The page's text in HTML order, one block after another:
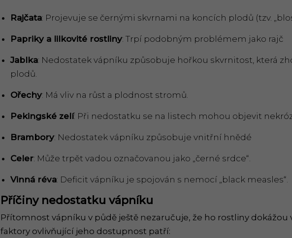
Rajčata: Projevuje se černými skvrnami na koncích plodů (tzv.
Papriky a lilkovité rostliny: Trpí podobným problémem jako rajč
Jablka: Nedostatek vápníku způsobuje hořkou skvrnitost, která
plodů.
Ořechy: Má vliv na růst a plodnost stromů.
Pekingské zelí: Při nedostatku se na listech mohou objevit
Brambory: Nedostatek vápníku způsobuje vnitřní hnědé
Celer: Může trpět vadou označovanou jako „černé srdce“.
Vinná réva: Deficit vápníku je spojován s nemocí „black measles“.
Příčiny nedostatku vápníku
Přítomnost vápníku v půdě ještě nezaručuje, že ho rostliny dokážou
faktory ovlivňující jeho dostupnost patří: